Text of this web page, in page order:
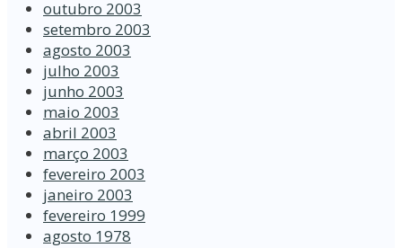
outubro 2003
setembro 2003
agosto 2003
julho 2003
junho 2003
maio 2003
abril 2003
março 2003
fevereiro 2003
janeiro 2003
fevereiro 1999
agosto 1978